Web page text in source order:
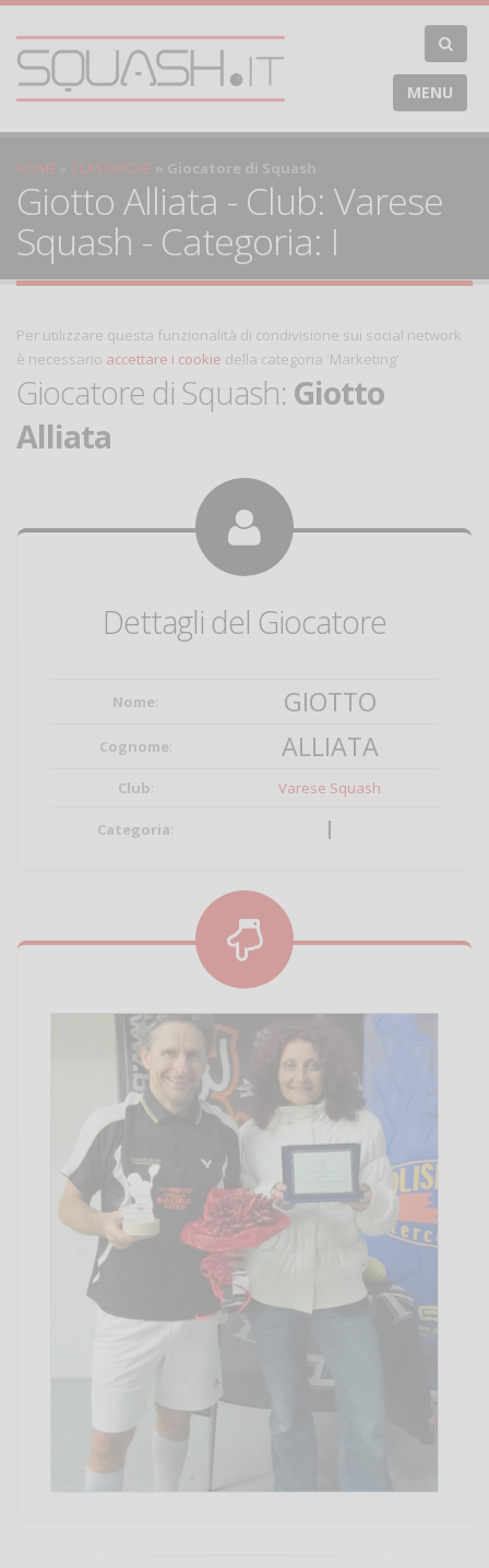
MENU
HOME CLASSIFICHE Giocatore di Squash
Giotto Alliata - Club: Varese
Squash - Categoria: I
Per utilizzare questa funzionalità di condivisione sui social network
è necessario accettare i cookie della categoria 'Marketing'
Giocatore di Squash: Giotto
Alliata
Dettagli del Giocatore
Nome: GIOTTO
Cognome: ALLIATA
Club: Varese Squash
Categoria: I